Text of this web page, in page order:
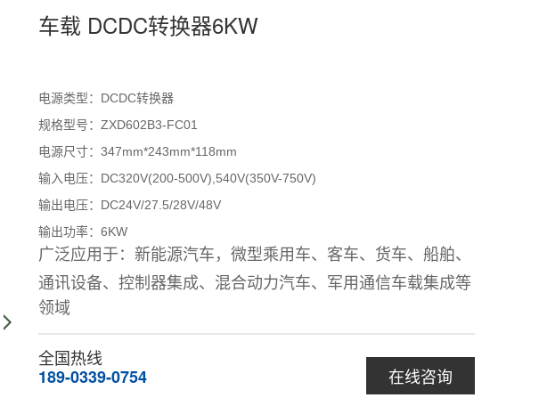
车载 DCDC转换器6KW
电源类型：DCDC转换器
规格型号：ZXD602B3-FC01
电源尺寸：347mm*243mm*118mm
输入电压：DC320V(200-500V),540V(350V-750V)
输出电压：DC24V/27.5/28V/48V
输出功率：6KW
广泛应用于：新能源汽车，微型乘用车、客车、货车、船舶、
通讯设备、 控制器集成、混合动力汽车、军用通信车载集成等
领域
在线咨询
全国热线
189-0339-0754